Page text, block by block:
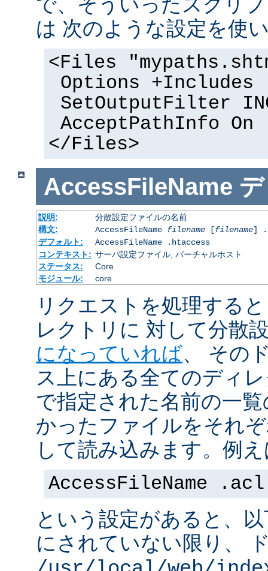
は 次のような設定を使
<Files
Options +Includes
SetOutputFilter
AcceptPathInfo On
</Files>
AccessFileName
説明:
分散設定ファイルの名前
構文:
AccessFileName filename[filename]
デフォルト:
AccessFileName .htaccess
コンテキスト: サーバ設定ファイル, バーチャルホスト
ステータス:
Core
モジュール:
core
リクエストを処理する
レクトリに 対して分散
になっていれば、 その
ス上にある全てのディ
で指定された名前の一
かったファイルをそれ
して読み込みます。例
AccessFileName .acl
という設定があると、
にされていない限り、